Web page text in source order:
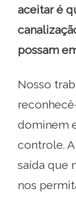
aceitar é
possam
Nosso
dominem
controle.
saída que
nos